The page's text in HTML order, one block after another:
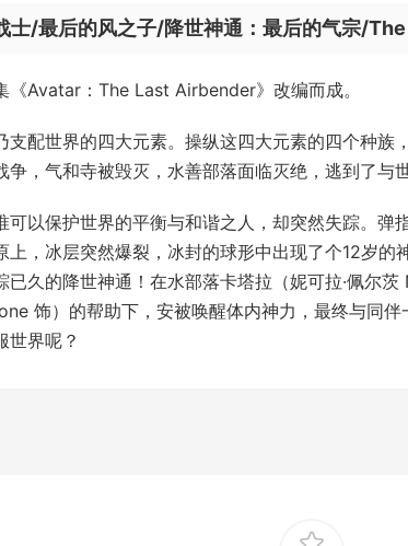
士/最后的风之子/降世神通：最后的气宗/
《Avatar：The Last Airbender》改编而成。
支配世界的四大元素。操纵这四大元素的四个种族
争，气和寺被毁灭，水善部落面临灭绝，逃到了与
可以保护世界的平衡与和谐之人，却突然失踪。弹
上，冰层突然爆裂，冰封的球形中出现了个12岁
已久的降世神通！在水部落卡塔拉（妮可拉·佩尔
饰）的帮助下，安被唤醒体内神力，最终与同
世界呢？